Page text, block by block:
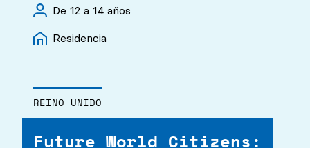
De 12 a 14 años
Residencia
REINO UNIDO
Future World Citizens: